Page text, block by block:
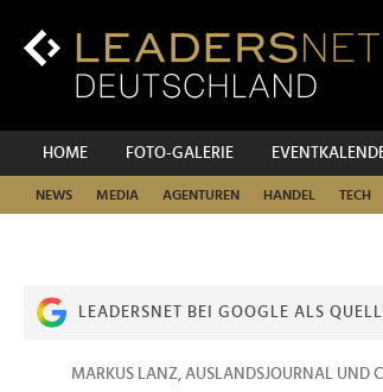
Inhalt
HOME FOTO-GALERIE
NEWS MEDIA AGENTUREN HANDEL TECH
LEADERSNET BEI GOOGLE ALS
MARKUS LANZ, AUSLANDSJOURNAL UND